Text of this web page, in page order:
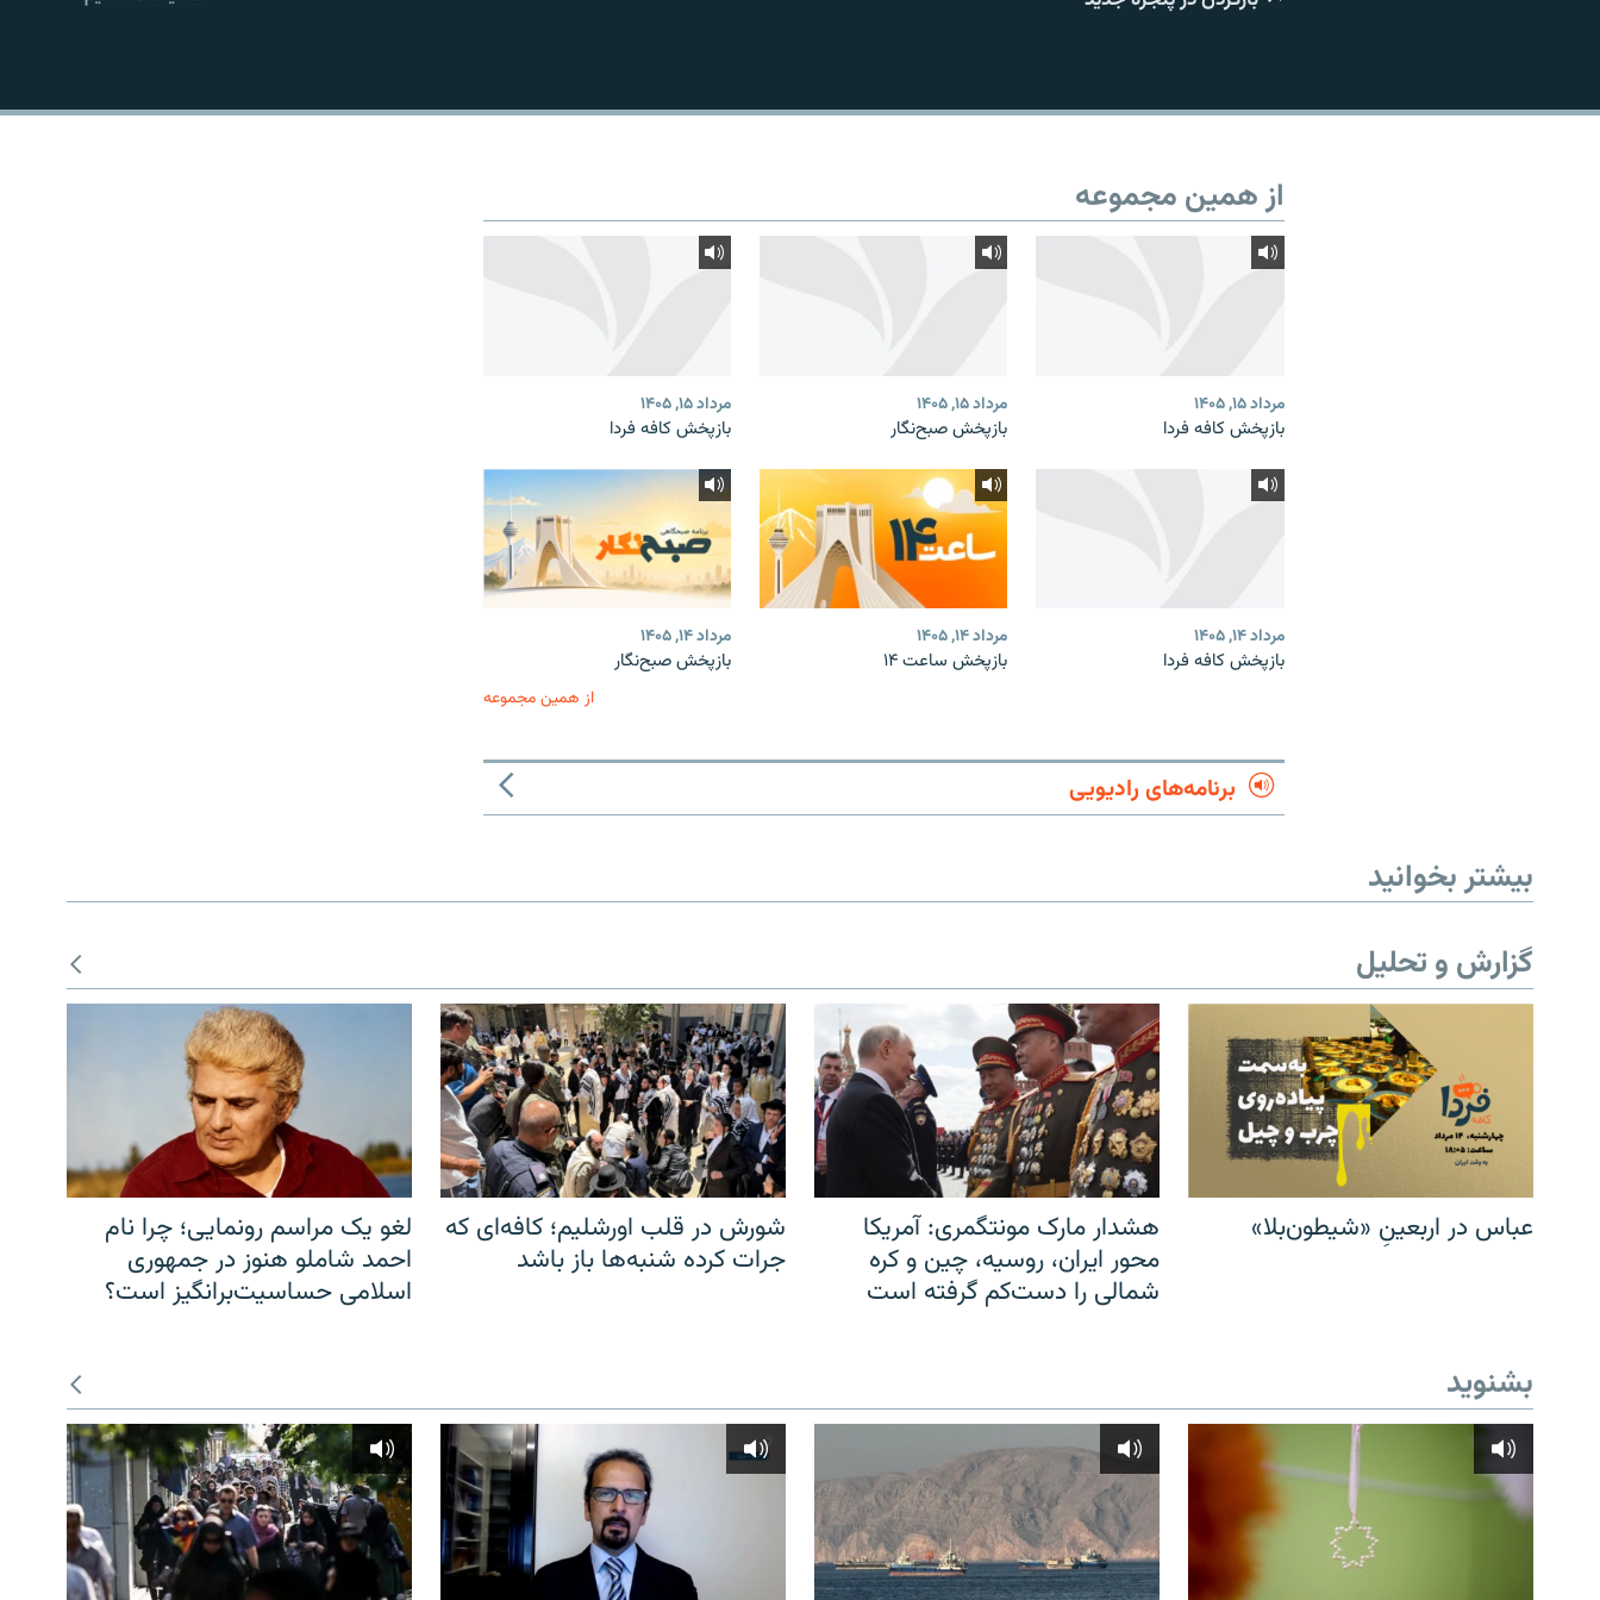
EMBED
از همین مجموعه
مرداد ۱۵, ۱۴۰۵
بازپخش کافه فردا
مرداد ۱۵, ۱۴۰۵
بازپخش صبح‌نگار
مرداد ۱۵, ۱۴۰۵
بازپخش کافه فردا
مرداد ۱۴, ۱۴۰۵
بازپخش کافه فردا
مرداد ۱۴, ۱۴۰۵
بازپخش ساعت ۱۴
مرداد ۱۴, ۱۴۰۵
بازپخش صبح‌نگار
از همین مجموعه
برنامه‌های رادیویی
بیشتر بخوانید
گزارش و تحلیل
عباس در اربعینِ «شیطون‌بلا»
هشدار مارک مونتگمری: آمریکا
محور ایران، روسیه، چین و کره
شمالی را دست‌کم گرفته است
شورش در قلب اورشلیم؛ کافه‌ای که
جرات کرده شنبه‌ها باز باشد
لغو یک مراسم رونمایی؛ چرا نام
احمد شاملو هنوز در جمهوری
اسلامی حساسیت‌برانگیز است؟
بشنوید